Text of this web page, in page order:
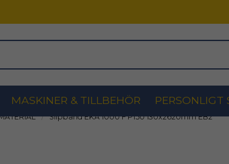
MASKINER & TILLBEHÖR PERSONLIGT
Slipband EKA 1000 F P150 130x2620mm EB2